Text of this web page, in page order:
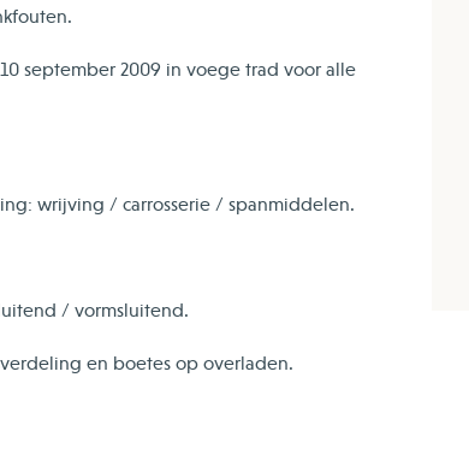
september 2009 in voege trad voor alle
wrijving / carrosserie / spanmiddelen.
/ vormsluitend.
en boetes op overladen.